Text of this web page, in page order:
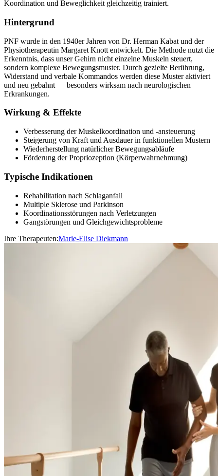
Koordination und Beweglichkeit gleichzeitig trainiert.
Hintergrund
PNF wurde in den 1940er Jahren von Dr. Herman Kabat und der
Physiotherapeutin Margaret Knott entwickelt. Die Methode nutzt die
Erkenntnis, dass unser Gehirn nicht einzelne Muskeln steuert,
sondern komplexe Bewegungsmuster. Durch gezielte Berührung,
Widerstand und verbale Kommandos werden diese Muster aktiviert
und neu gebahnt — besonders wirksam nach neurologischen
Erkrankungen.
Wirkung & Effekte
Verbesserung der Muskelkoordination und -ansteuerung
Steigerung von Kraft und Ausdauer in funktionellen Mustern
Wiederherstellung natürlicher Bewegungsabläufe
Förderung der Propriozeption (Körperwahrnehmung)
Typische Indikationen
Rehabilitation nach Schlaganfall
Multiple Sklerose und Parkinson
Koordinationsstörungen nach Verletzungen
Gangstörungen und Gleichgewichtsprobleme
Ihre Therapeuten:Marie-Elise Diekmann